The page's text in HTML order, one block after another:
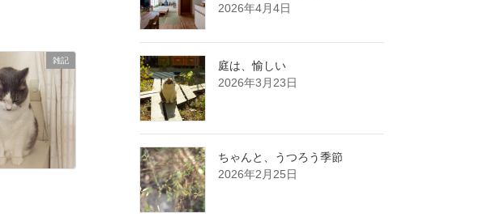
雑記
2026年4月4日
庭は、愉しい
2026年3月23日
ちゃんと、うつろう季節
2026年2月25日